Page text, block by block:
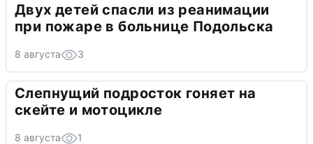
Двух детей спасли из реанимации
при пожаре в больнице Подольска
8 августа 3
Слепнущий подросток гоняет на
скейте и мотоцикле
8 августа 1